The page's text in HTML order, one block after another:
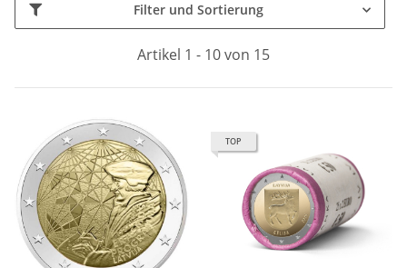
Filter und Sortierung
Artikel 1 - 10 von 15
TOP